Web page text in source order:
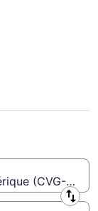
de
pas
(CVG-